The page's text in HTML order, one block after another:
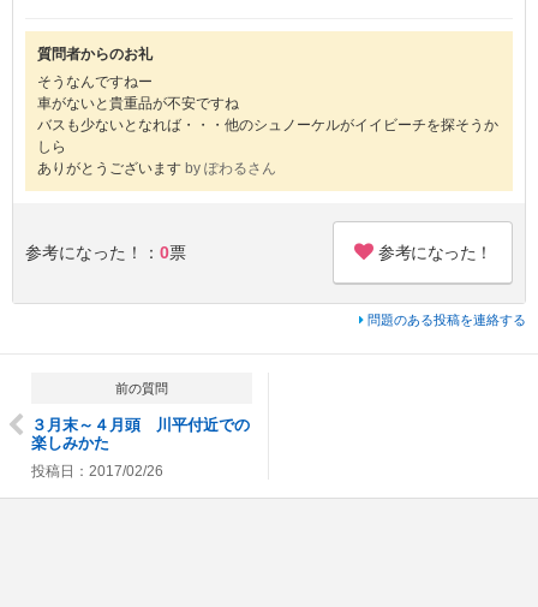
質問者からのお礼
そうなんですねー
車がないと貴重品が不安ですね
バスも少ないとなれば・・・他のシュノーケルがイイビーチを探そうか
しら
ありがとうございます by ぽわるさん
参考になった！： 0票 参考になった！
問題のある投稿を連絡する
前の質問
３月末～４月頭 川平付近での
楽しみかた
投稿日：2017/02/26